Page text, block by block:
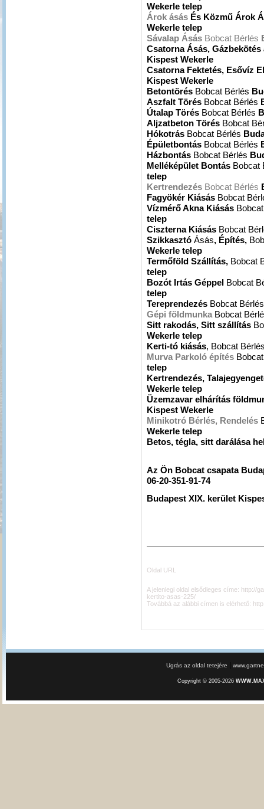
Wekerle telep
Árok ásás És Közmű Árok
Wekerle telep
Sávalap Ásás Bobcat Bérlés
Csatorna Ásás,
Kispest Wekerle
Csatorna Fektetés, Esővíz
Kispest Wekerle
Betontörés Bobcat Bérlés
Aszfalt Törés Bobcat Bérlés
Útalap Törés Bobcat Bérlés
Aljzatbeton Törés Bobcat
Hókotrás Bobcat Bérlés
Épületbontás Bobcat Bérlés
Házbontás Bobcat Bérlés
Melléképület Bontás Bobcat
telep
Kertrendezés Bobcat Bérlés
Fagyökér Kiásás Bobcat
Vízmérő Akna Kiásás
telep
Ciszterna Kiásás Bobcat
Szikkasztó Ásás, Építés,
Wekerle telep
Termőföld Szállítás, Bobcat
telep
Bozót Irtás Géppel Bobcat
telep
Tereprendezés Bobcat
Gépi földmunka Bobcat
Sitt rakodás, Sitt szállítás
Wekerle telep
Kerti-tó kiásás, Bobcat
Murva Parkoló építés
telep
Kertrendezés,
Wekerle telep
Üzemzavar elhárítás
Kispest Wekerle
Minikotró Bérlés, Rendelés
Wekerle telep
Betos, tégla, sitt darálása
Az Ön Bobcat csapata
06-20-351-91-74
Budapest XIX. kerület
Oldal URL
A jelenlegi oldal elsődleges címe: http://
kertito-asas-225/
Továbbá az alábbi címen is elérhető:
Ugrás az oldal tetejére
Copyright © 2005-2026